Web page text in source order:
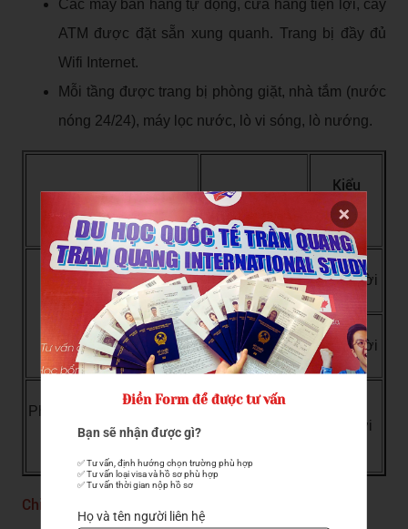
Các máy bán hàng tự động, cửa hàng tiện lợi, cây
ATM được đặt sẵn xung quanh. Trang bị đầy đủ
Wifi Internet.
Mỗi tầng được trang bị phòng giặt, nhà tắm (nước
nóng 24/24), máy lọc nước, lò vi sóng, lò nướng.
Điều kiện
Kiểu
phòng
Phòng thông thường
Nam - Tòa A 2/4 người
Nữ - Tòa B 2/4 người
Phòng cho sinh viên quốc
tế
Sinh viên quốc
3 người
Chi phí ký túc xá:
Điền Form để được tư vấn
Bạn sẽ nhận được gì?
✅ Tư vấn, định hướng chọn trường phù hợp
✅ Tư vấn loại visa và hồ sơ phù hợp
✅ Tư vấn thời gian nộp hồ sơ
Họ và tên người liên hệ